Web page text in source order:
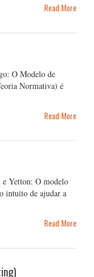
Read More
O Modelo de
Normativa) é
Read More
e Yetton: O modelo
intuito de ajudar a
Read More